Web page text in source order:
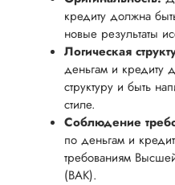
кредиту должна
новые результаты
Логическая
деньгам и кредиту
структуру и быть
стиле.
Соблюдение
по деньгам и
требованиям
(ВАК).